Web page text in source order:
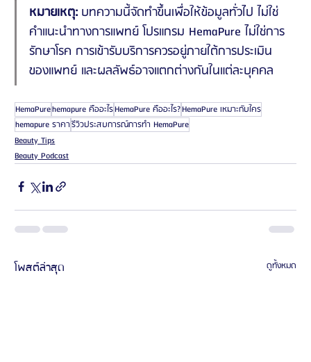
หมายเหตุ: บทความนี้จัดทำขึ้นเพื่อให้ข้อมูลทั่วไป ไม่ใช่
คำแนะนำทางการแพทย์ โปรแกรม HemaPure ไม่ใช่การ
รักษาโรค การเข้ารับบริการควรอยู่ภายใต้การประเมิน
ของแพทย์ และผลลัพธ์อาจแตกต่างกันในแต่ละบุคคล
HemaPurehemapure คืออะไรHemaPure คืออะไร?HemaPure เหมาะกับใคร
hemapure ราคารีวิวประสบการณ์การทำ HemaPure
Beauty Tips
Beauty Podcast
โพสต์ล่าสุด ดูทั้งหมด